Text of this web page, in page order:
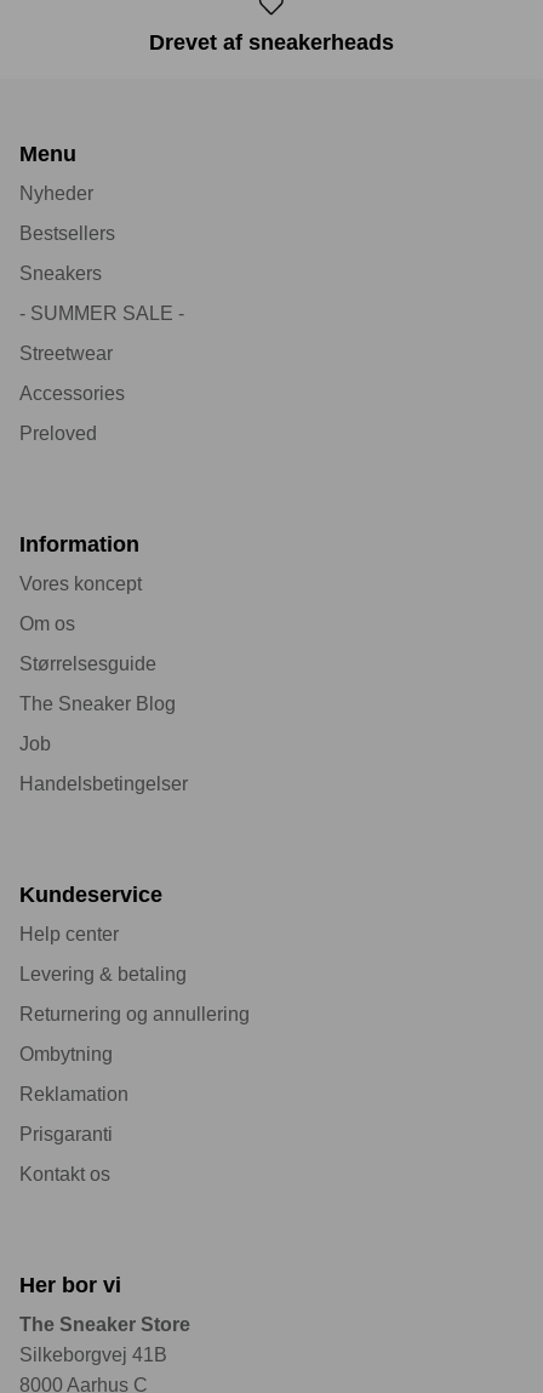
Drevet af sneakerheads
Menu
Nyheder
Bestsellers
Sneakers
- SUMMER SALE -
Streetwear
Accessories
Preloved
Information
Vores koncept
Om os
Størrelsesguide
The Sneaker Blog
Job
Handelsbetingelser
Kundeservice
Help center
Levering & betaling
Returnering og annullering
Ombytning
Reklamation
Prisgaranti
Kontakt os
Her bor vi
The Sneaker Store
Silkeborgvej 41B
8000 Aarhus C